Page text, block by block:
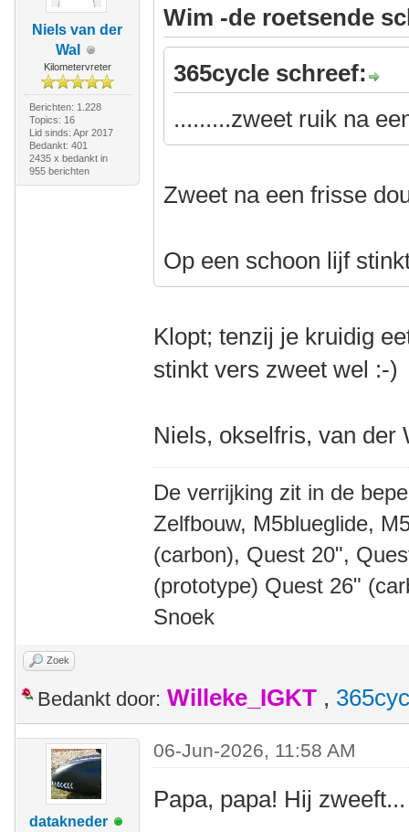
Niels van der
Wal
Kilometervreter
Berichten: 1.228
Topics: 16
Lid sinds: Apr 2017
Bedankt: 401
2435 x bedankt in
955 berichten
Wim -de roetsende
365cycle schreef:
.........zweet ruik na
Zweet na een frisse
Op een schoon lijf
Klopt; tenzij je kruidig
stinkt vers zweet wel :-)
Niels, okselfris, van der
De verrijking zit in de
Zelfbouw, M5blueglide,
(carbon), Quest 20",
(prototype) Quest 26"
Snoek
Zoek
Bedankt door: Willeke_IGKT ,
datakneder
06-Jun-2026, 11:58 AM
Papa, papa! Hij zweeft...